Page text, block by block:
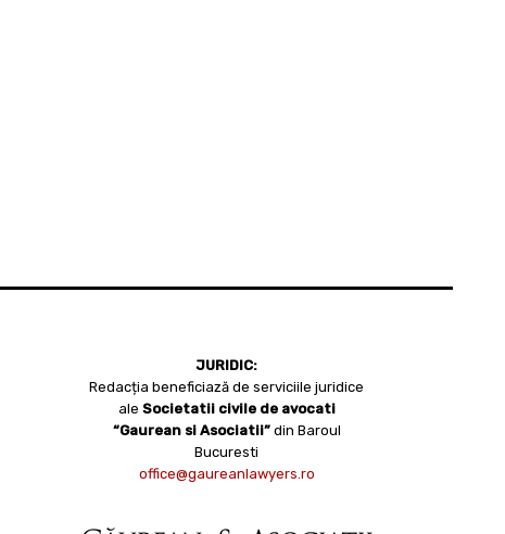
JURIDIC:
Redacția beneficiază de serviciile juridice
ale Societatii civile de avocati
“Gaurean si Asociatii” din Baroul
Bucuresti
office@gaureanlawyers.ro